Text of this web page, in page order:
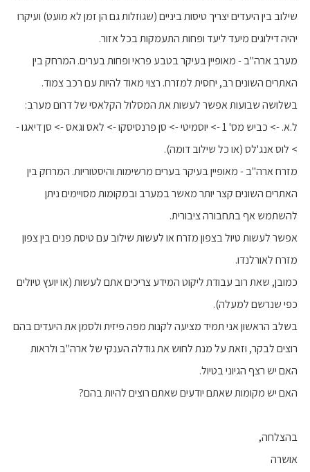
שילוב בין היעדים יצריך טיסות ביניים (שגוזלות גם הן זמן לא מועט) ועיקרו
יהיה דילוגים מיעד ליעד ופחות התעמקות בכל אזור.
מערב ארה"ב - מאופיין בעיקר בטבע פראי ופחות בערים. המרחק בין
האתרים השונים רב, יחסית למזרח. רצוי מאוד להיות עם רכב צמוד.
בשלושה שבועות אפשר לעשות את המסלול הקלאסי של דרום מערב:
ל.א. -> כביש מס' 1 -> יוסמיטי -> סן פרנסיסקו -> לאס וגאס -> סן דיאגו -
> לוס אנג'לס (או כל שילוב דומה).
מזרח ארה"ב - מאופיין בעיקר בערים מרשימות והיסטוריות. המרחק בין
האתרים השונים קצר יותר מאשר במערב ובמקומות מסויימים ניתן
להשתמש אף בתחבורה ציבורית.
אפשר לעשות טיול בצפון מזרח או לעשות שילוב עם טיסת פנים בין צפון
מזרח לאורלנדו.
כמובן, שאת רוב עבודת ליקוט המידע צריכים אתם לעשות (או יועץ טיולים
כפי שנרשם למעלה).
בשלב הראשון אני תמיד מציעה לקנות מפה פיזית ולסמן את היעדים בהם
רוצים לבקר, וזאת על מנת לחוש את גודלה הענקי של ארה"ב ולראות
האם יש רצף הגיוני בטיול.
האם יש מקומות שאתם יודעים שאתם רוצים להיות בהם?
בהצלחה,
אושרה